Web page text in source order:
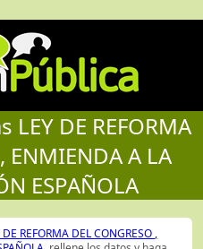
DE REFORMA
ENMIENDA A LA
ESPAÑOLA
REFORMA DEL CONGRESO ,